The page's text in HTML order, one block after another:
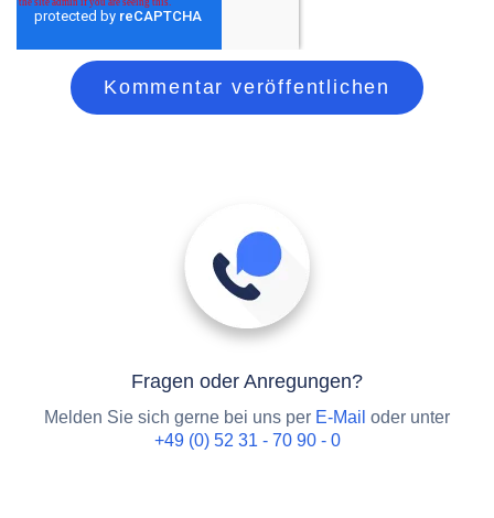
Fragen oder Anregungen?
Melden Sie sich gerne bei uns per E-Mail oder unter
+49 (0) 52 31 - 70 90 - 0